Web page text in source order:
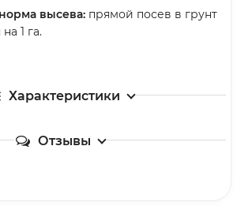
высева: прямой посев в грунт
1 га.
Характеристики
Отзывы